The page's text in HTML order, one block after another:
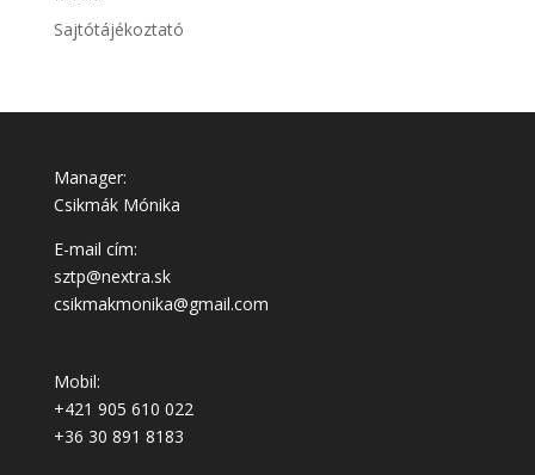
Sajtótájékoztató
Manager:
Csikmák Mónika
E-mail cím:
sztp@nextra.sk
csikmakmonika@gmail.com
Mobil:
+421 905 610 022
+36 30 891 8183